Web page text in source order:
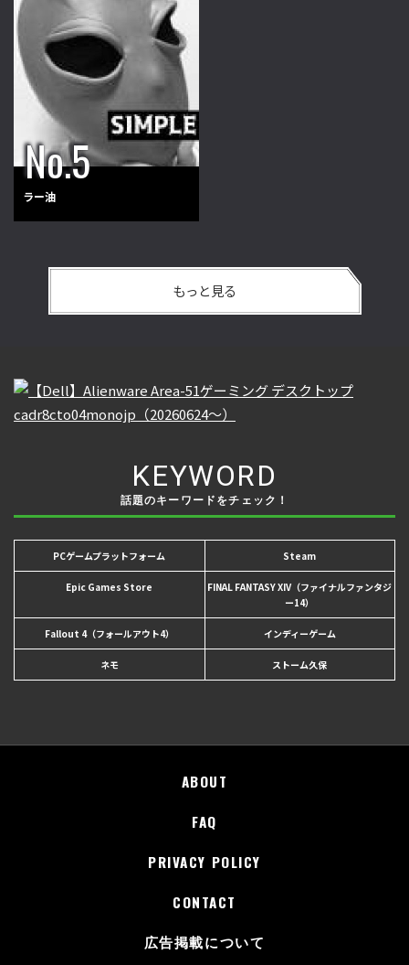
ラー油
もっと見る
KEYWORD
話題のキーワードをチェック！
PCゲームプラットフォーム Steam
Epic Games Store
FINAL FANTASY XIV（ファイナルファンタジ
ー14）
Fallout 4（フォールアウト4） インディーゲーム
ネモ ストーム久保
ABOUT
FAQ
PRIVACY POLICY
CONTACT
広告掲載について